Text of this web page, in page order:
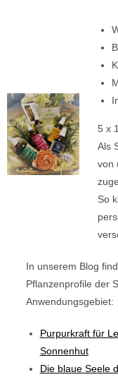
5 x
Als
von
So
In unserem Blog
Pflanzenprofile der
Anwendungsgebiet:
Purpurkraft für
Sonnenhut
Die blaue Seele